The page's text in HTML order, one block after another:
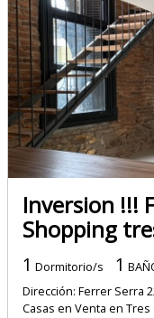
Inversion !!!
Shopping
1 Dormitorio/s 1
Dirección: Ferrer Serra
Casas en Venta en